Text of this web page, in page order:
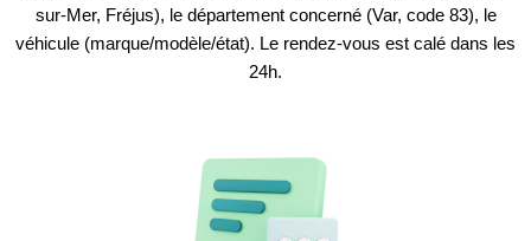
sur-Mer, Fréjus), le département concerné (Var, code 83), le
véhicule (marque/modèle/état). Le rendez-vous est calé dans les
24h.